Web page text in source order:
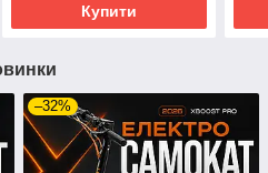
Купити
–32%